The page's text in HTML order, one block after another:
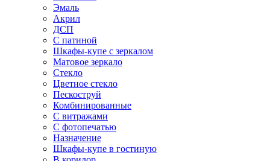
Эмаль
Акрил
ДСП
С патиной
Шкафы-купе с зеркалом
Матовое зеркало
Стекло
Цветное стекло
Пескоструй
Комбинированные
С витражами
С фотопечатью
Назначение
Шкафы-купе в гостиную